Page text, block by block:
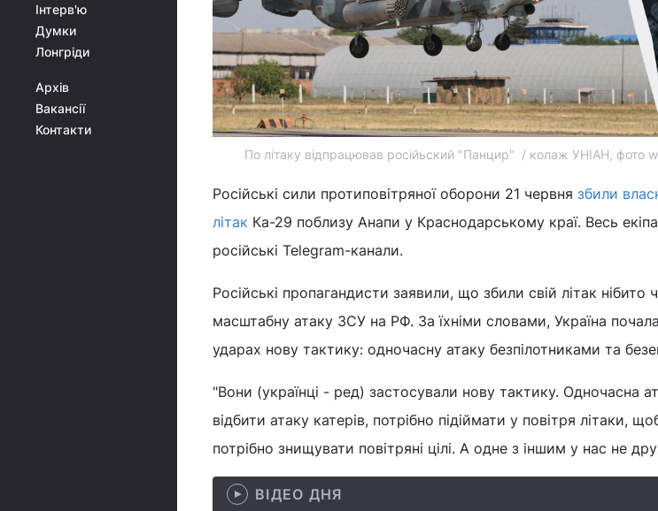
Інтерв'ю
Думки
Лонгріди
Архів
Вакансії
Контакти
По літаку відпрацював російьский "Панцир" / колаж УНІАН, фото
Російські сили протиповітряної оборони 21 червня збили
літак Ка-29 поблизу Анапи у Краснодарському краї. Весь
російські Telegram-канали.
Російські пропагандисти заявили, що збили свій літак нібито
масштабну атаку ЗСУ на РФ. За їхніми словами, Україна
ударах нову тактику: одночасну атаку безпілотниками та
"Вони (українці - ред) застосували нову тактику.
відбити атаку катерів, потрібно підіймати у повітря літаки,
потрібно знищувати повітряні цілі. А одне з іншим у нас не
ВІДЕО ДНЯ